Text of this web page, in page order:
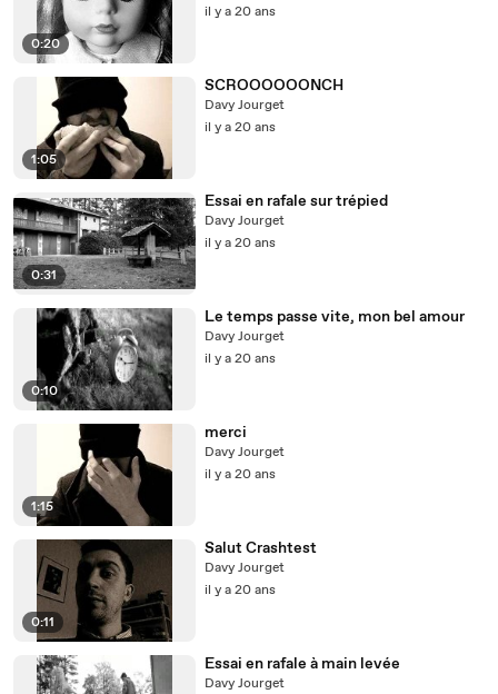
0:20
il y a 20 ans
1:05
SCROOOOOONCH
Davy Jourget
il y a 20 ans
0:31
Essai en rafale sur trépied
Davy Jourget
il y a 20 ans
0:10
Le temps passe vite, mon bel amour
Davy Jourget
il y a 20 ans
1:15
merci
Davy Jourget
il y a 20 ans
0:11
Salut Crashtest
Davy Jourget
il y a 20 ans
Essai en rafale à main levée
Davy Jourget